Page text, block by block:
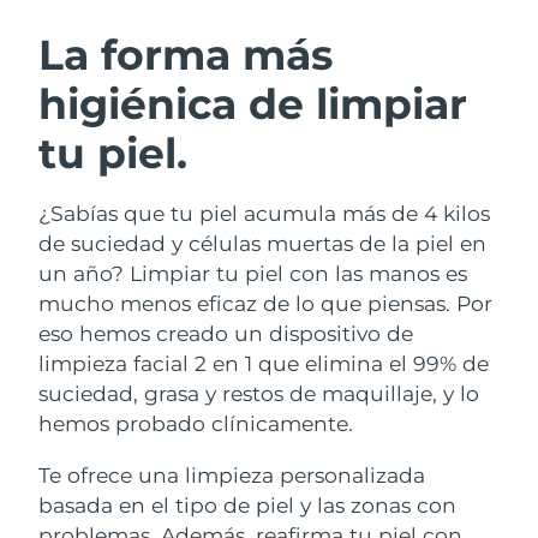
La forma más
higiénica de limpiar
tu piel.
¿Sabías que tu piel acumula más de 4 kilos
de suciedad y células muertas de la piel en
un año? Limpiar tu piel con las manos es
mucho menos eficaz de lo que piensas. Por
eso hemos creado un dispositivo de
limpieza facial 2 en 1 que elimina el 99% de
suciedad, grasa y restos de maquillaje, y lo
hemos probado clínicamente.
Te ofrece una limpieza personalizada
basada en el tipo de piel y las zonas con
Limpieza facial
Anti-aging massage
LUNA™ 4 Plus
Massage, LED heating
LUNA™ 4 Men
Microcurrent toning
BEAR™ 2 go
Microcurrent toning on-the-go
BEAR™ 2 eyes & lips
Hidratación
UFO™ 3 pack
Deep facial hydration
Near-infrared and red light therapy
device
Cuidado bucal
issa™ 4
Hybrid silicone sonic toothbrush
Smart hybrid silicone sonic toothbrush
TRATAMIENTO ANTIEDAD FAQ™
Antiedad Tratamientos LED
NEW
Austria Entrega prevista
Baréin Entrega prevista 10/08/2026
Bélgica
Bermudas Entrega prevista15/08/2026
Bosnia y Herzegovina Entrega prevista
Brunéi Entrega prevista
Bulgaria Entrega prevista 09/08/2026
Canadá Entrega prevista
Chile Entrega prevista13/08/2026